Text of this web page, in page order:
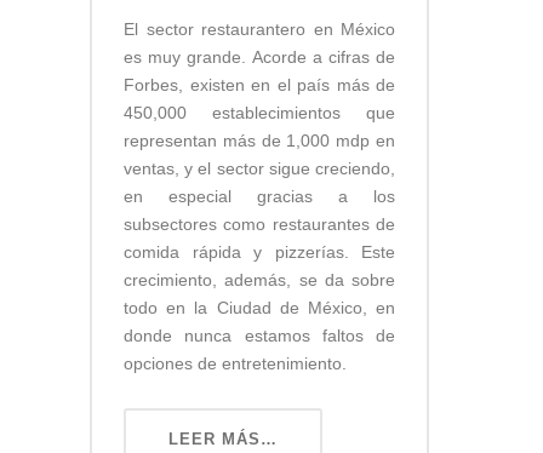
El sector restaurantero en México
es muy grande. Acorde a cifras de
Forbes, existen en el país más de
450,000 establecimientos que
representan más de 1,000 mdp en
ventas, y el sector sigue creciendo,
en especial gracias a los
subsectores como restaurantes de
comida rápida y pizzerías. Este
crecimiento, además, se da sobre
todo en la Ciudad de México, en
donde nunca estamos faltos de
opciones de entretenimiento.
LEER MÁS…